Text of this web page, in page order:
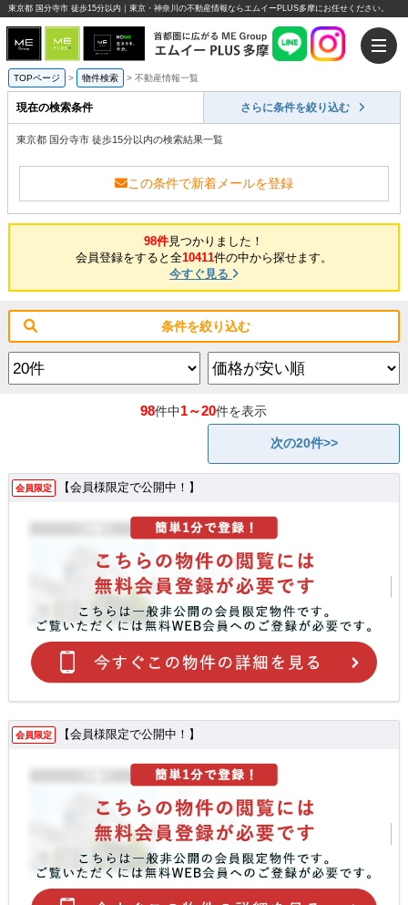
東京都 国分寺市 徒歩15分以内｜東京・神奈川の不動産情報ならエムイーPLUS多摩にお任せください。
TOPページ > 物件検索 > 不動産情報一覧
現在の検索条件 さらに条件を絞り込む
東京都 国分寺市 徒歩15分以内の検索結果一覧
この条件で新着メールを登録
98件見つかりました！
会員登録をすると全10411件の中から探せます。
今すぐ見る
条件を絞り込む
98件中1～20件を表示
次の20件>>
会員限定 【会員様限定で公開中！】
会員限定 【会員様限定で公開中！】